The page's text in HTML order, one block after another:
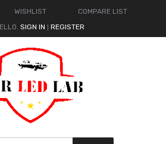
WISHLIST
COMPARE LIST
SIGN IN REGISTER